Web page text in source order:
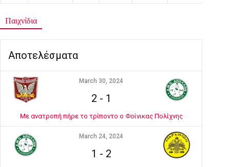
Παιχνίδια
Αποτελέσματα
March 30, 2024
2 - 1
Με ανατροπή πήρε το τρίποντο ο Φοίνικας Πολίχνης
March 24, 2024
1 - 2